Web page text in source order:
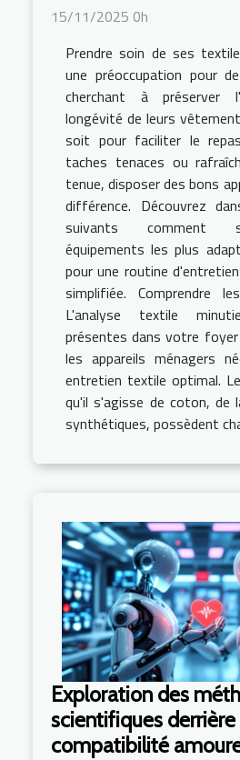
15/11/2025 0h
Prendre soin de ses
une préoccupation pour
cherchant à préserver
longévité de leurs
soit pour faciliter le
taches tenaces ou
tenue, disposer des bons
différence. Découvrez
suivants comment
équipements les plus
pour une routine
simplifiée. Comprendre
L'analyse textile
présentes dans votre
les appareils ménagers
entretien textile optimal.
qu'il s'agisse de coton, de
synthétiques, possèdent
Exploration des
scientifiques
compatibilité